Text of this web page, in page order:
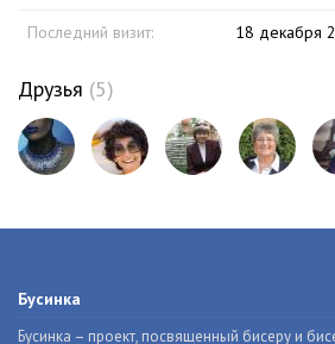
Последний визит: 18 декабря
Друзья (5)
Бусинка
Бусинка – проект, посвященный бисеру и